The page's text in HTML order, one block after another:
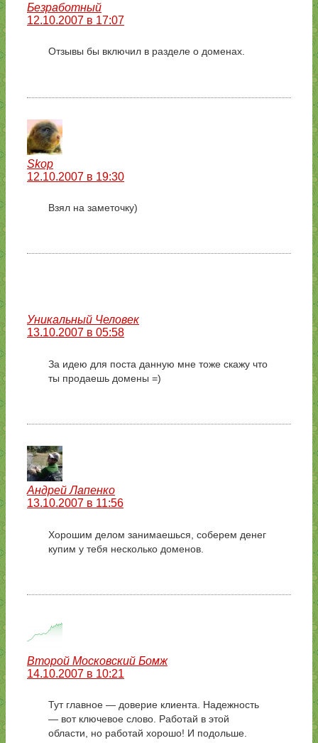
Безработный
12.10.2007 в 17:07
Отзывы бы включил в разделе о доменах.
Skop
12.10.2007 в 19:30
Взял на заметочку)
Уникальный Человек
13.10.2007 в 05:58
За идею для поста данную мне тоже скажу что
ты продаешь домены =)
Андрей Лапенко
13.10.2007 в 11:56
Хорошим делом занимаешься, соберем денег
купим у тебя несколько доменов.
Второй Московский Бомж
14.10.2007 в 10:21
Тут главное — доверие клиента. Надежность
— вот ключевое слово. Работай в этой
области, но работай хорошо! И подольше.